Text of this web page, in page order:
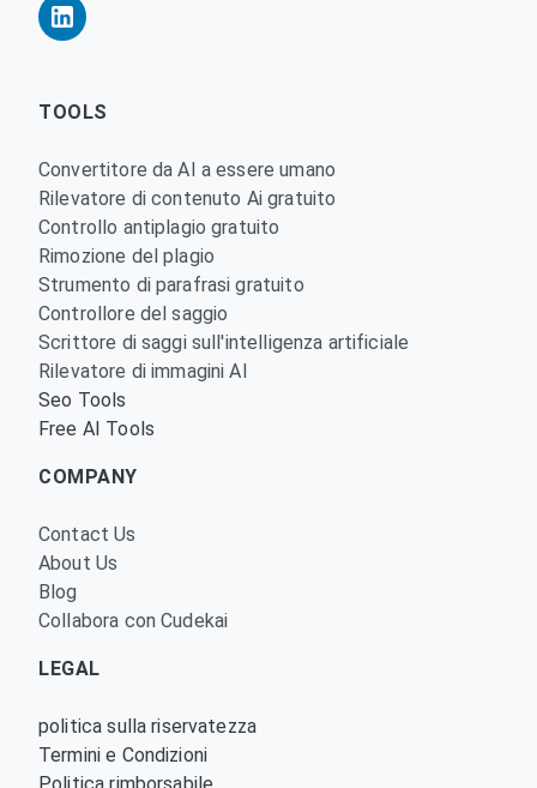
TOOLS
Convertitore da AI a essere umano
Rilevatore di contenuto Ai gratuito
Controllo antiplagio gratuito
Rimozione del plagio
Strumento di parafrasi gratuito
Controllore del saggio
Scrittore di saggi sull'intelligenza artificiale
Rilevatore di immagini AI
Seo Tools
Free AI Tools
COMPANY
Contact Us
About Us
Blog
Collabora con Cudekai
LEGAL
politica sulla riservatezza
Termini e Condizioni
Politica rimborsabile